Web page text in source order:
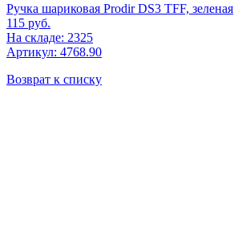
Ручка шариковая Prodir DS3 TFF, зеленая
115 руб.
На складе: 2325
Артикул: 4768.90
Возврат к списку